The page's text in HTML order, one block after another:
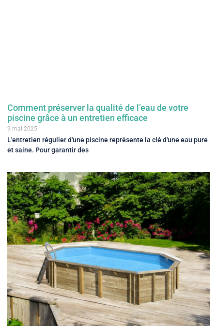
Comment préserver la qualité de l’eau de votre
piscine grâce à un entretien efficace
9 mai 2025
L'entretien régulier d'une piscine représente la clé d'une eau pure
et saine. Pour garantir des